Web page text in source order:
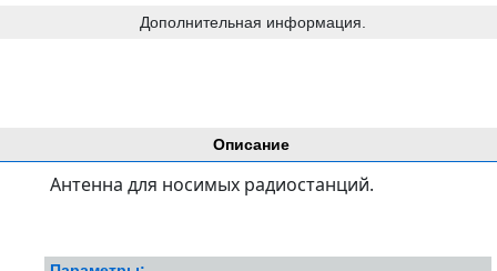
Описание
Антенна для носимых радиостанций.
Дополнительная информация.